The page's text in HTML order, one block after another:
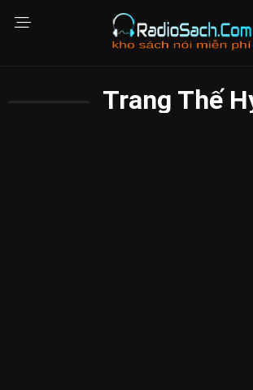
Trang Thế